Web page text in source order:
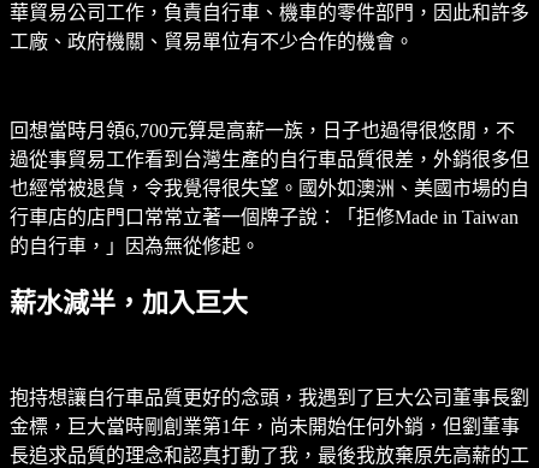
華貿易公司工作，負責自行車、機車的零件部門，因此和許多
工廠、政府機關、貿易單位有不少合作的機會。
回想當時月領6,700元算是高薪一族，日子也過得很悠閒，不
過從事貿易工作看到台灣生產的自行車品質很差，外銷很多但
也經常被退貨，令我覺得很失望。國外如澳洲、美國市場的自
行車店的店門口常常立著一個牌子說：「拒修Made in Taiwan
的自行車，」因為無從修起。
薪水減半，加入巨大
抱持想讓自行車品質更好的念頭，我遇到了巨大公司董事長劉
金標，巨大當時剛創業第1年，尚未開始任何外銷，但劉董事
長追求品質的理念和認真打動了我，最後我放棄原先高薪的工